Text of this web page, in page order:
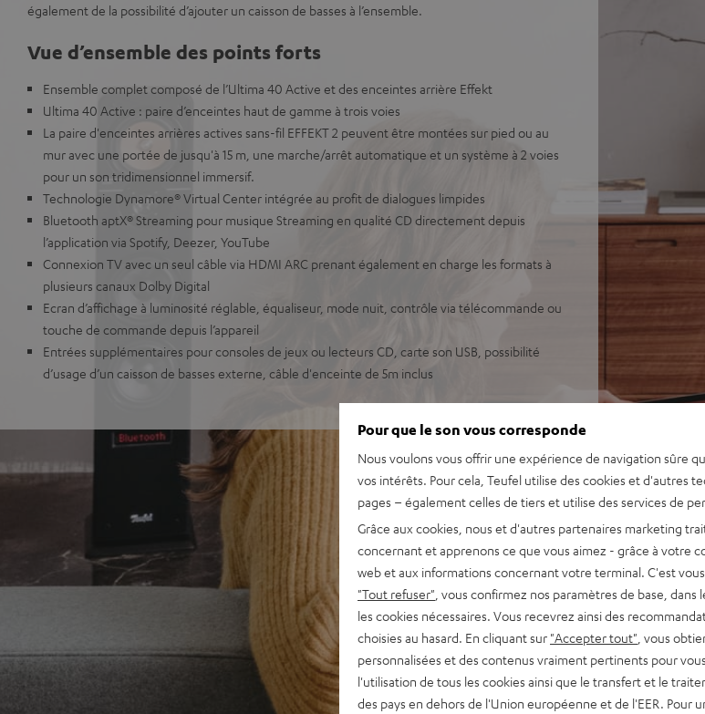
également de la possibilité d’ajouter un caisson de basses à l’ensemble.
Vue d’ensemble des points forts
Ensemble complet composé de l’Ultima 40 Active et des enceintes arrière Effekt
Ultima 40 Active : paire d’enceintes haut de gamme à trois voies
La paire d'enceintes arrières actives sans-fil EFFEKT 2 peuvent être montées sur pied ou au
mur avec une portée de jusqu'à 15 m, une marche/arrêt automatique et un système à 2 voies
pour un son tridimensionnel immersif.
Technologie Dynamore® Virtual Center intégrée au profit de dialogues limpides
Bluetooth aptX® Streaming pour musique Streaming en qualité CD directement depuis
l’application via Spotify, Deezer, YouTube
Connexion TV avec un seul câble via HDMI ARC prenant également en charge les formats à
plusieurs canaux Dolby Digital
Ecran d’affichage à luminosité réglable, équaliseur, mode nuit, contrôle via télécommande ou
touche de commande depuis l’appareil
Entrées supplémentaires pour consoles de jeux ou lecteurs CD, carte son USB, possibilité
d’usage d’un caisson de basses externe, câble d'enceinte de 5m inclus
Pour que le son vous corresponde
Nous voulons vous offrir une expérience de navigation sûre
vos intérêts. Pour cela, Teufel utilise des cookies et d'autres
pages – également celles de tiers et utilise des services de
Grâce aux cookies, nous et d'autres partenaires marketing
concernant et apprenons ce que vous aimez - grâce à votre
web et aux informations concernant votre terminal. C'est
"Tout refuser" , vous confirmez nos paramètres de base,
les cookies nécessaires. Vous recevrez ainsi des
choisies au hasard. En cliquant sur "Accepter tout" , vous
personnalisées et des contenus vraiment pertinents pour
l'utilisation de tous les cookies ainsi que le transfert et le
des pays en dehors de l'Union européenne et de l'EER. Pour